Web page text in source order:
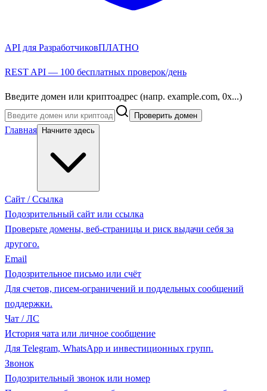
API для РазработчиковПЛАТНО
REST API — 100 бесплатных проверок/день
Введите домен или криптоадрес (напр. example.com, 0x...)
Проверить домен
Главная Начните здесь
Сайт / Ссылка
Подозрительный сайт или ссылка
Проверьте домены, веб-страницы и риск выдачи себя за
другого.
Email
Подозрительное письмо или счёт
Для счетов, писем-ограничений и поддельных сообщений
поддержки.
Чат / ЛС
История чата или личное сообщение
Для Telegram, WhatsApp и инвестиционных групп.
Звонок
Подозрительный звонок или номер